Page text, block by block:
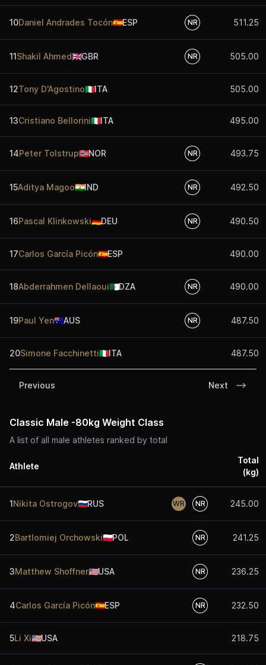
10Daniel Andrades Tocón🇪🇸ESP NR 511.25
11Shakil Ahmed🇬🇧GBR NR 505.00
12Tony D'Agostino🇮🇹ITA 505.00
13Cristiano Bellorini🇮🇹ITA 495.00
14Peter Tolstrup🇳🇴NOR NR 493.75
15Aditya Magoo🇮🇳IND NR 492.50
16Pascal Klinkowski🇩🇪DEU NR 490.50
17Carlos García Picón🇪🇸ESP 490.00
18Abderrahmen Dellaoui🇩🇿DZA NR 490.00
19Paul Yen🇦🇺AUS NR 487.50
20Simone Facchinetti🇮🇹ITA 487.50
Previous Next
Classic Male -80kg Weight Class
A list of all male athletes ranked by total
Athlete
Total
(kg)
1Nikita Ostrogov🇷🇺RUS WR NR 245.00
2Bartlomiej Orchowski🇵🇱POL NR 241.25
3Matthew Shoffner🇺🇸USA NR 236.25
4Carlos García Picón🇪🇸ESP NR 232.50
5Li Xi🇺🇸USA 218.75